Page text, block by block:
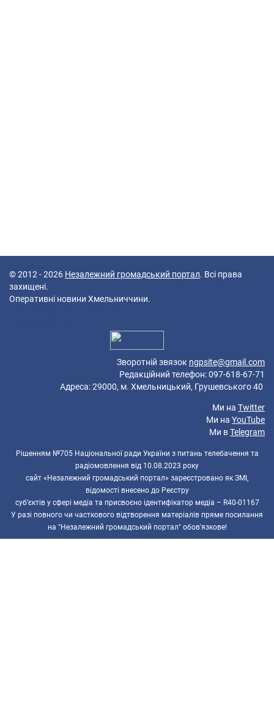
© 2012 - 2026 Незалежний громадський портал. Всі права
захищені.
Оперативні новини Хмельниччини.
Зворотній звязок ngpsite@gmail.com
Редакційний телефон: 097-618-67-71
Адреса: 29000, м. Хмельницький, Грушевського 40
Ми на Twitter
Ми на YouTube
Ми вTelegram
Рішенням №705 Національної ради України з питань телебачення та
радіомовлення від 10.08.2023 року
сайт «Незалежний громадський портал» зареєстровано як ЗМІ,
відомості внесено до Реєстру
суб’єктів у сфері медіа та присвоєно ідентифікатор медіа – R40-01167
У разі повного чи часткового відтворення матеріалів пряме посилання
на "Незалежний громадський портал" обов'язкове!